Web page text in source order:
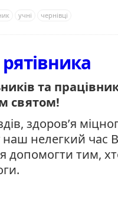
учні чернівці
та
святом!
здоров’я
нелегкий час
допомогти тим,